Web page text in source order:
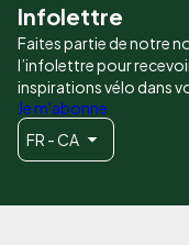
Infolettre
Faites partie de notre
l’infolettre pour
inspirations vélo dans
Je m'abonne
FR - CA